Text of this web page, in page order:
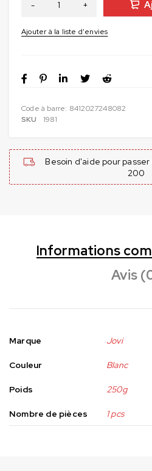
Code à barre: 8412027248082
SKU
1981
Besoin d'aide pour
200
Informations
Avis
Marque Jovi
Couleur Blanc
Poids 250g
Nombre de pièces 1 pcs